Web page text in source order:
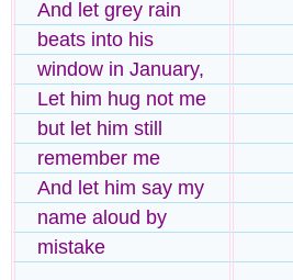
And let grey rain
beats into his
window in January,
Let him hug not me
but let him still
remember me
And let him say my
name aloud by
mistake